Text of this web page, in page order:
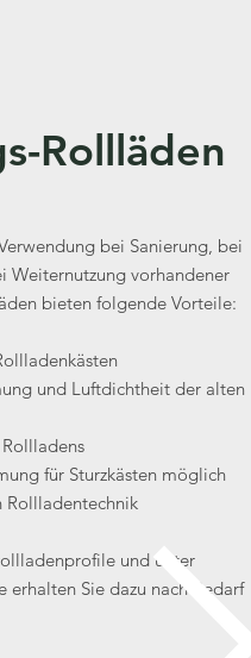
Rollläden
bei Sanierung, bei
Weiternutzung vorhandener
bieten folgende Vorteile:
und Luftdichtheit der alten
für Sturzkästen möglich
und unter
erhalten Sie dazu nach Bedarf